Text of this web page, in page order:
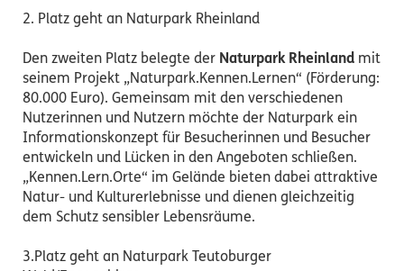
2. Platz geht an Naturpark Rheinland
Den zweiten Platz belegte der Naturpark Rheinland mit
seinem Projekt „Naturpark.Kennen.Lernen“ (Förderung:
80.000 Euro). Gemeinsam mit den verschiedenen
Nutzerinnen und Nutzern möchte der Naturpark ein
Informationskonzept für Besucherinnen und Besucher
entwickeln und Lücken in den Angeboten schließen.
„Kennen.Lern.Orte“ im Gelände bieten dabei attraktive
Natur- und Kulturerlebnisse und dienen gleichzeitig
dem Schutz sensibler Lebensräume.
3.Platz geht an Naturpark Teutoburger